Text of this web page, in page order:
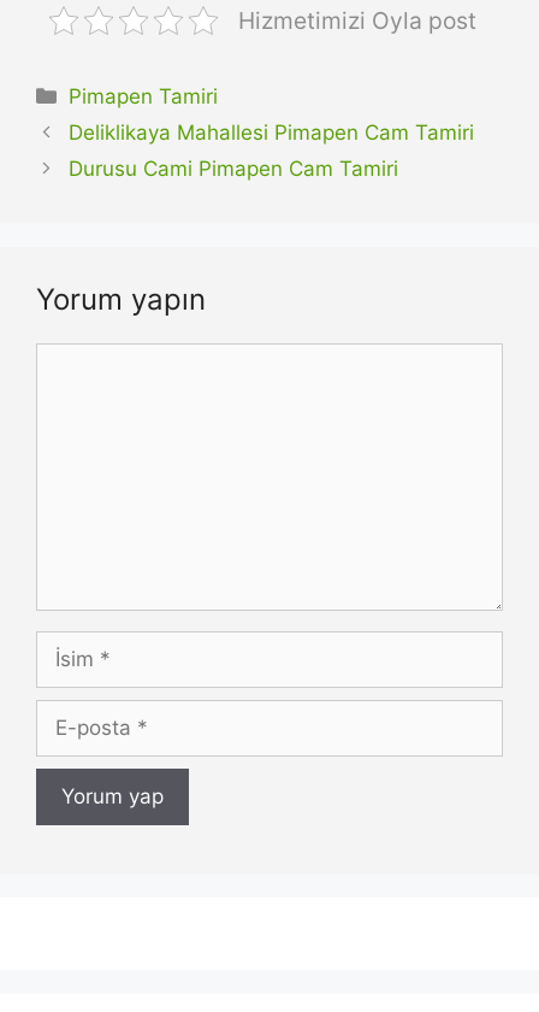
Hizmetimizi Oyla post
Kategoriler
Pimapen Tamiri
Deliklikaya Mahallesi Pimapen Cam Tamiri
Durusu Cami Pimapen Cam Tamiri
Yorum yapın
İsim
posta